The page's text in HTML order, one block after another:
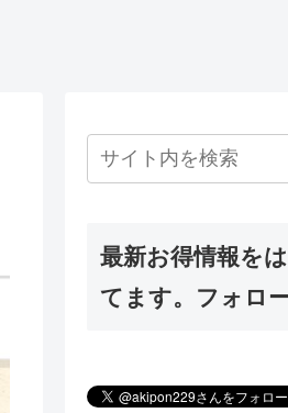
最新お得情報を
てます。フォロ